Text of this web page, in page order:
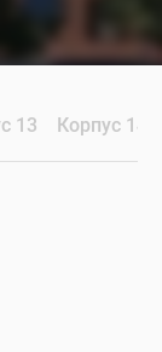
13 Корпус 14